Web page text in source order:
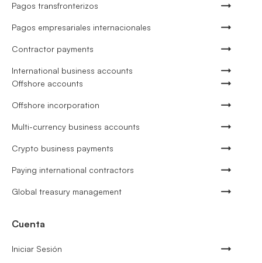
Pagos transfronterizos
Pagos empresariales internacionales
Contractor payments
International business accounts
Offshore accounts
Offshore incorporation
Multi-currency business accounts
Crypto business payments
Paying international contractors
Global treasury management
Cuenta
Iniciar Sesión